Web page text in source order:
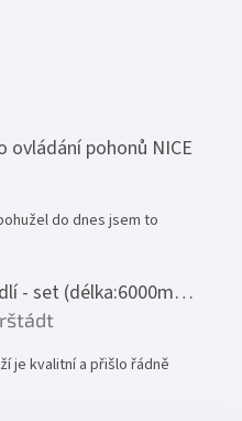
ovládání pohonů NICE
1 z 5 hvězdiček.
do dnes jsem to
Nerezové zábradlí - set (délka:6000mm x výška:1000mm)
5 z 5 hvězdiček.
je kvalitní a přišlo řádně